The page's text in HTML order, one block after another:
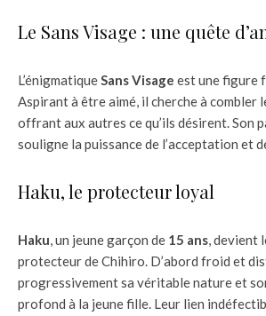
Le Sans Visage : une quête
L’énigmatiqueSans Visage est une figure
Aspirant à être aimé, il cherche à combler
offrant aux autres ce qu’ils désirent. Son
souligne la puissance de l’acceptation et
Haku, le protecteur loyal
Haku, un jeune garçon de 15 ans, devient
protecteur de Chihiro. D’abord froid et
progressivement sa véritable nature et
profond à la jeune fille. Leur lien